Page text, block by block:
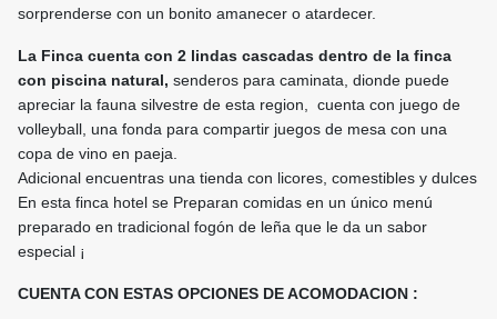
sorprenderse con un bonito amanecer o atardecer.
La Finca cuenta con 2 lindas cascadas dentro de la finca
con piscina natural, senderos para caminata, dionde puede
apreciar la fauna silvestre de esta region, cuenta con juego de
volleyball, una fonda para compartir juegos de mesa con una
copa de vino en paeja.
Adicional encuentras una tienda con licores, comestibles y dulces
En esta finca hotel se Preparan comidas en un único menú
preparado en tradicional fogón de leña que le da un sabor
especial ¡
CUENTA CON ESTAS OPCIONES DE ACOMODACION :